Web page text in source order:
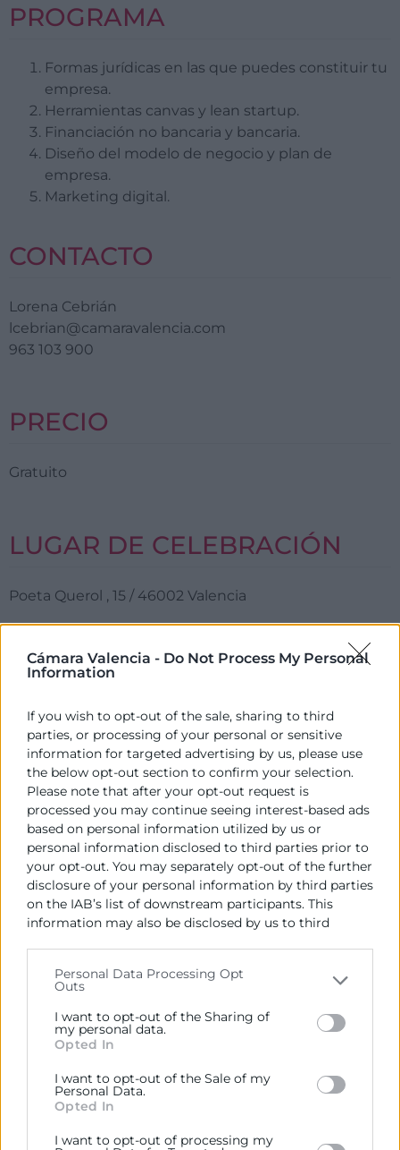
Cámara Valencia - Do Not Process My Personal
Information
If you wish to opt-out of the sale, sharing to third
parties, or processing of your personal or sensitive
information for targeted advertising by us, please use
the below opt-out section to confirm your selection.
Please note that after your opt-out request is
processed you may continue seeing interest-based ads
based on personal information utilized by us or
personal information disclosed to third parties prior to
your opt-out. You may separately opt-out of the further
disclosure of your personal information by third parties
on the IAB’s list of downstream participants. This
information may also be disclosed by us to third
Please note that this website/app uses one or more
Google services and may gather and store information
including but not limited to your visit or usage
behaviour. You may click to grant or deny consent to
below specified purposes in below Google consent
section.
Personal Data Processing Opt
Outs
I want to opt-out of the Sharing of
my personal data.
Opted In
I want to opt-out of the Sale of my
Personal Data.
Opted In
I want to opt-out of processing my
PROGRAMA
Formas jurídicas en las que puedes constituir tu
empresa.
Herramientas canvas y lean startup.
Financiación no bancaria y bancaria.
Diseño del modelo de negocio y plan de
empresa.
Marketing digital.
CONTACTO
Lorena Cebrián
lcebrian@camaravalencia.com
963 103 900
PRECIO
Gratuito
LUGAR DE CELEBRACIÓN
Poeta Querol , 15 / 46002 Valencia
COFINANCIA
Contacto
Lorena Cebrián
Programa Emprendedoras
963 103 916
lcebrian@camaravalencia.com